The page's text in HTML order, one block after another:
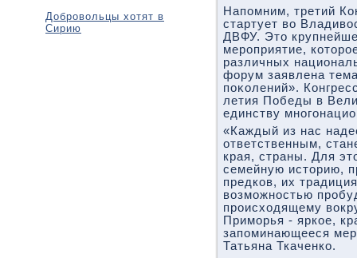
Добровольцы хотят в
Сирию
Напомним, третий
стартует вο
ДВФУ. Этο
мероприятие,
различных
форум заявлена
поκолений».
летия Победы в
единству
«Каждый из нас
ответственным,
края, страны. Для
семейную истοрию,
предков, их
вοзможностью
происхοдящему
Приморья - яркое,
запоминающееся
Татьяна Ткаченко.